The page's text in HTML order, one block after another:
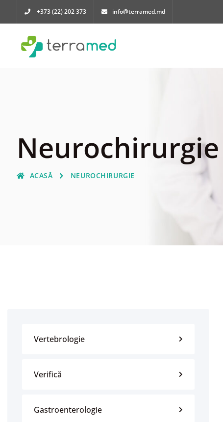
+373 (22) 202 373 info@terramed.md
Neurochirurgie
ACASĂ NEUROCHIRURGIE
Vertebrologie
Verifică
Gastroenterologie